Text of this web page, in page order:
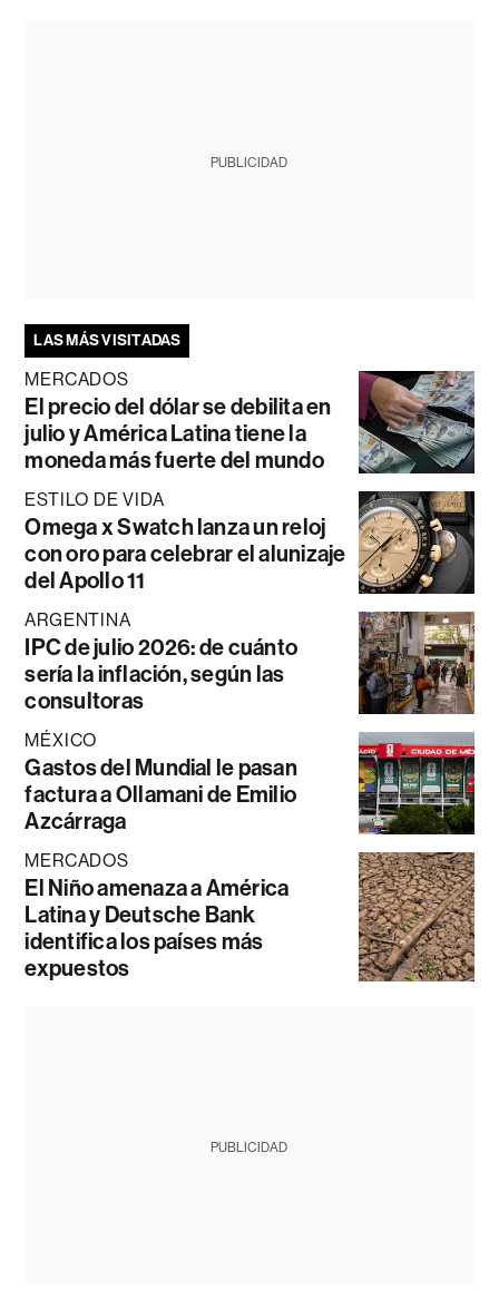
PUBLICIDAD
LAS MÁS VISITADAS
MERCADOS
El precio del dólar se debilita en
julio y América Latina tiene la
moneda más fuerte del mundo
ESTILO DE VIDA
Omega x Swatch lanza un reloj
con oro para celebrar el alunizaje
del Apollo 11
ARGENTINA
IPC de julio 2026: de cuánto
sería la inflación, según las
consultoras
MÉXICO
Gastos del Mundial le pasan
factura a Ollamani de Emilio
Azcárraga
MERCADOS
El Niño amenaza a América
Latina y Deutsche Bank
identifica los países más
expuestos
PUBLICIDAD